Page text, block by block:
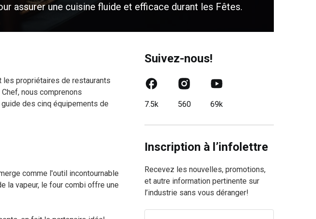
assurer une cuisine fluide et efficace durant les Fêtes.
propriétaires de restaurants
nous comprenons
des cinq équipements de
comme l'outil incontournable
la vapeur, le four combi offre une
Suivez-nous!
7.5k 560 69k
Inscription à l’infolettre
Recevez les nouvelles, promotions,
et autre information pertinente sur
l’industrie sans vous déranger!